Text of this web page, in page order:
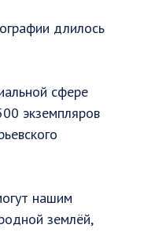
длилось
сфере
экземпляров
нашим
землёй,